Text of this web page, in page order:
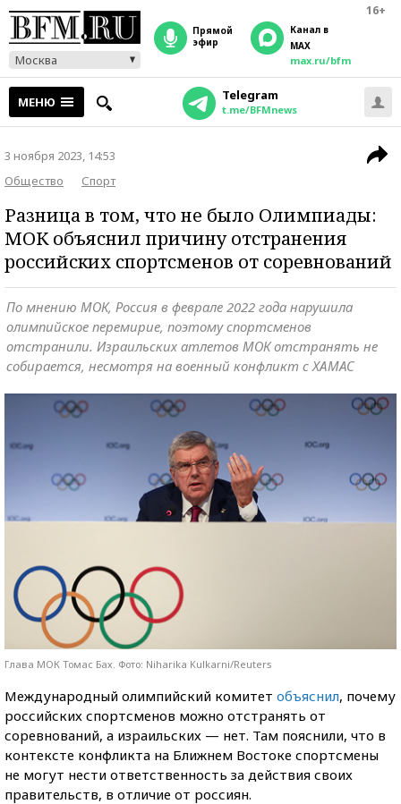
16+
Москва
прямой
эфир
Канал в
MAX
max.ru/bfm
МЕНЮ Telegram
t.me/BFMnews
3 ноября 2023, 14:53
Общество
Спорт
Разница в том, что не было Олимпиады:
МОК объяснил причину отстранения
российских спортсменов от соревнований
По мнению МОК, Россия в феврале 2022 года нарушила
олимпийское перемирие, поэтому спортсменов
отстранили. Израильских атлетов МОК отстранять не
собирается, несмотря на военный конфликт с ХАМАС
Глава МОК Томас Бах. Фото: Niharika Kulkarni/Reuters
Международный олимпийский комитет объяснил, почему
российских спортсменов можно отстранять от
соревнований, а израильских — нет. Там пояснили, что в
контексте конфликта на Ближнем Востоке спортсмены
не могут нести ответственность за действия своих
правительств, в отличие от россиян.